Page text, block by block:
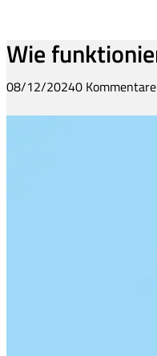
Wie
08/12/20240 Kommentare